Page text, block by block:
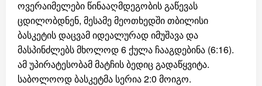
ოვერაიმელები წინააღმდეგობის გაწევას
ცდილობდნენ, მესამე მეოთხედში თბილისი
ბასკეტის დაცვამ იდეალურად იმუშავა და
მასპინძლებს მხოლოდ 6 ქულა ჩააგდებინა (6:16).
ამ უპირატესობამ მატჩის ბედიც გადაწყვიტა.
საბოლოოდ ბასკეტმა სერია 2:0 მოიგო.